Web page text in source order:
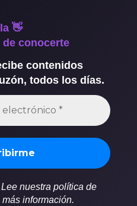
👋
conocerte
contenidos
todos los días.
nuestra política de
información.